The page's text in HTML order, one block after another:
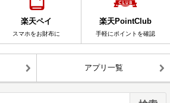
楽天ペイ
スマホをお財布に
楽天PointClub
手軽にポイントを確認
アプリ一覧